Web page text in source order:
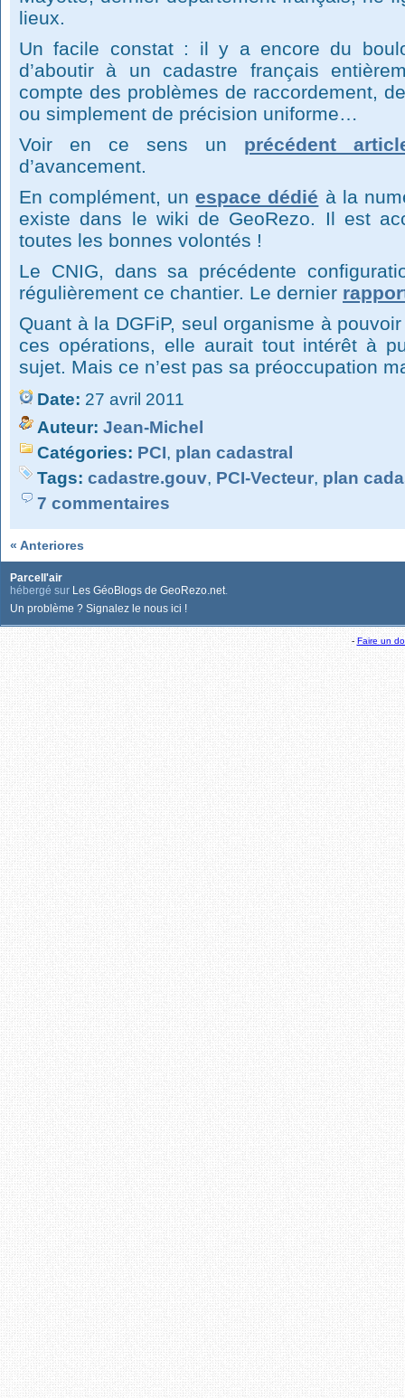
lieux.
Un facile constat : il y a encore du
d’aboutir à un cadastre français
compte des problèmes de raccordement,
ou simplement de précision uniforme…
Voir en ce sens un précédent
d’avancement.
En complément, unespace dédié à la
existe dans le wiki de GeoRezo. Il est
toutes les bonnes volontés !
Le CNIG, dans sa précédente
régulièrement ce chantier. Le dernier
Quant à la DGFiP, seul organisme à
ces opérations, elle aurait tout intérêt à
sujet. Mais ce n’est pas sa préoccupation
Date: 27 avril 2011
Auteur: Jean-Michel
Catégories: PCI, plan cadastral
Tags: cadastre.gouv, PCI-Vecteur, plan
7 commentaires
« Anteriores
Parcell'air
hébergé sur Les GéoBlogs de GeoRezo.net.
Un problème ? Signalez le nous ici !
- Faire un